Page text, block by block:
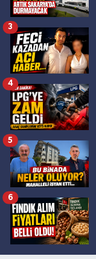
3
4
5
6